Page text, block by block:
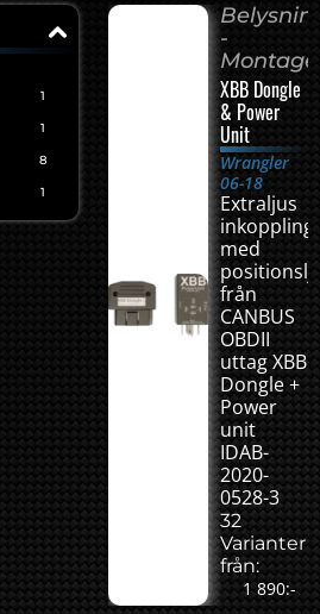
1
1
8
1
-
Montage
XBB Dongle
& Power
Unit
Wrangler
06-18
Extraljus
inkoppling
med
från
CANBUS
OBDII
uttag XBB
Dongle +
Power
unit
IDAB-
2020-
0528-3
32
Varianter
från:
1 890:-